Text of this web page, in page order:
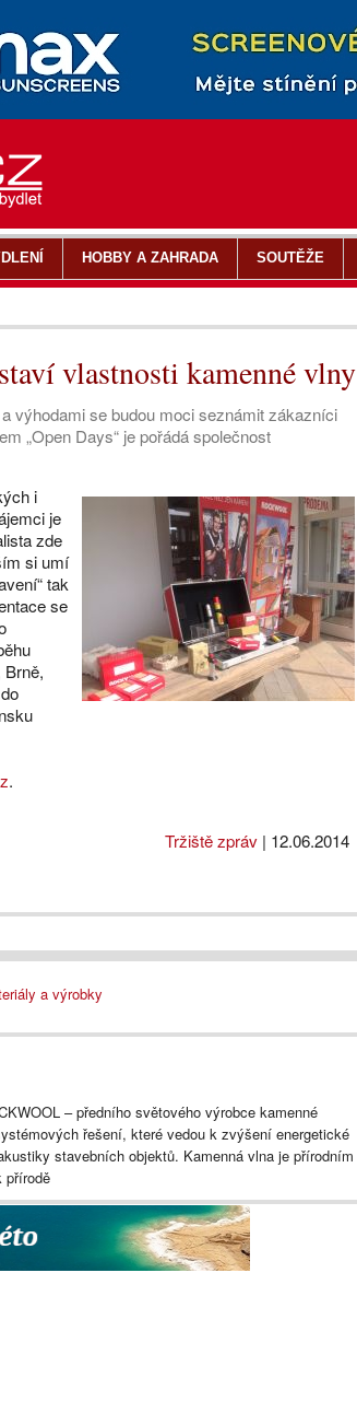
vlastnosti kamenné vlny
výhodami se budou moci seznámit zákazníci
„Open Days“ je pořádá společnost
i
je
zde
si umí
tak
se
.
Tržiště zpráv | 12.06.2014
a výrobky
– předního světového výrobce kamenné
řešení, které vedou k zvýšení energetické
stavebních objektů. Kamenná vlna je přírodním
přírodě
HOBBY A ZAHRADA SOUTĚŽE